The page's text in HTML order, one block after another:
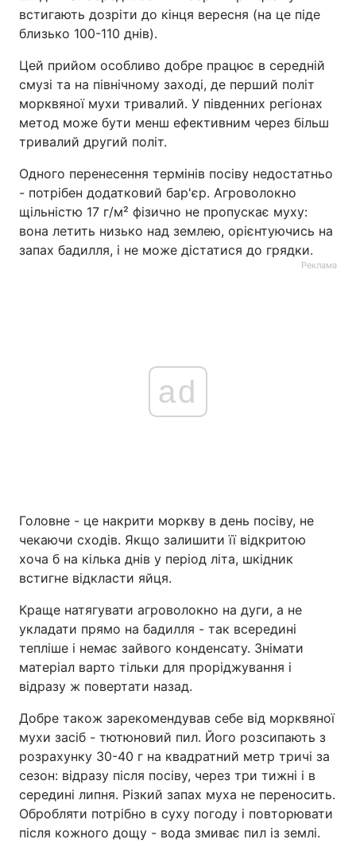
встигають дозріти до кінця вересня (на це піде
близько 100-110 днів).
Цей прийом особливо добре працює в середній
смузі та на північному заході, де перший політ
морквяної мухи тривалий. У південних регіонах
метод може бути менш ефективним через більш
тривалий другий політ.
Одного перенесення термінів посіву недостатньо
- потрібен додатковий бар'єр. Агроволокно
щільністю 17 г/м² фізично не пропускає муху:
вона летить низько над землею, орієнтуючись на
запах бадилля, і не може дістатися до грядки.
Реклама
ad
Головне - це накрити моркву в день посіву, не
чекаючи сходів. Якщо залишити її відкритою
хоча б на кілька днів у період літа, шкідник
встигне відкласти яйця.
Краще натягувати агроволокно на дуги, а не
укладати прямо на бадилля - так всередині
тепліше і немає зайвого конденсату. Знімати
матеріал варто тільки для проріджування і
відразу ж повертати назад.
Добре також зарекомендував себе від морквяної
мухи засіб - тютюновий пил. Його розсипають з
розрахунку 30-40 г на квадратний метр тричі за
сезон: відразу після посіву, через три тижні і в
середині липня. Різкий запах муха не переносить.
Обробляти потрібно в суху погоду і повторювати
після кожного дощу - вода змиває пил із землі.